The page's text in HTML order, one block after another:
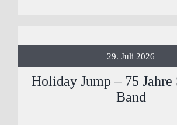
29. Juli 2026
Holiday Jump – 75
Band